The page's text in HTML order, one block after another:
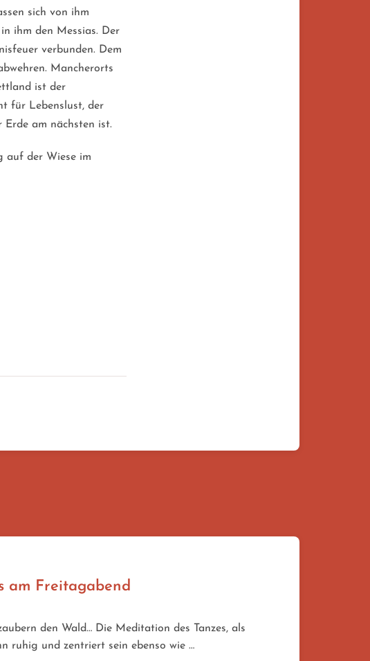
sich von ihm
ihm den Messias. Der
verbunden. Dem
Mancherorts
ist der
für Lebenslust, der
Erde am nächsten ist.
auf der Wiese im
am Freitagabend
den Wald… Die Meditation des Tanzes, als
ruhig und zentriert sein ebenso wie …